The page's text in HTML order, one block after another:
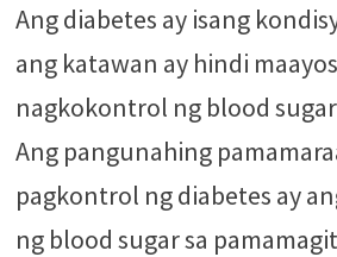
Ang diabetes ay isang
ang katawan ay hindi
nagkokontrol ng blood
Ang pangunahing
pagkontrol ng diabetes ay
ng blood sugar sa